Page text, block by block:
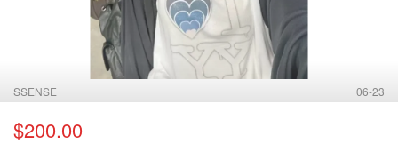
SSENSE 06-23
$200.00